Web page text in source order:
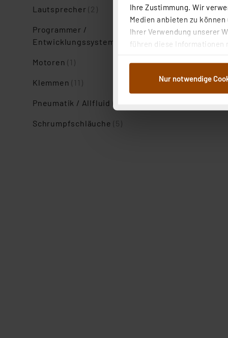
Ihre Zustimmung. Wir
Medien anbieten zu
Ihrer Verwendung unserer
führen diese Informationen
Weiterverarbeitung für die
Abs.1a DSG-VO) zu. Eine
Nur notwendige
Lautsprecher(2)
Programmer /
Entwicklungssysteme
Motoren(1)
Klemmen(11)
Pneumatik / Allfluid (1)
Schrumpfschläuche(5)